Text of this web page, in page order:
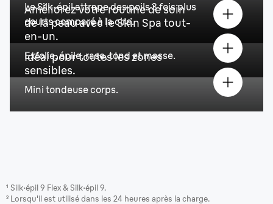
Le Silk·épil attrape des poils 3 fois plus
courts comparé à la cire.
Améliorez votre routine de soin
de la peau avec le Skin Spa tout-
en-un.
Exfolie, épile, rase, tond et masse.
Idéal pour toutes les zones
sensibles.
Mini tondeuse corps.
¹ Silk·épil 9 Flex & Silk·épil 9.
² Lorsqu'il est utilisé dans les 24 heures après la charge.